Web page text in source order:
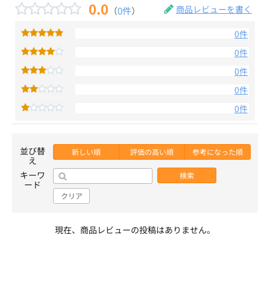
0.0 （0件） 商品レビューを書く
0件
0件
0件
0件
0件
並び替
え
新しい順 評価の高い順 参考になった順
キーワ
ード
検索
クリア
現在、商品レビューの投稿はありません。